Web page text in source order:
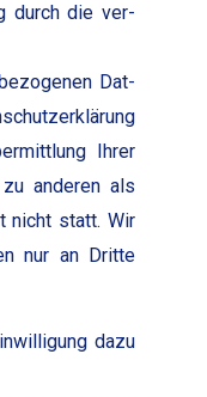
durch die ver­
Dat­
Ihrer
anderen als
nicht statt. Wir
nur an Dritte
dazu